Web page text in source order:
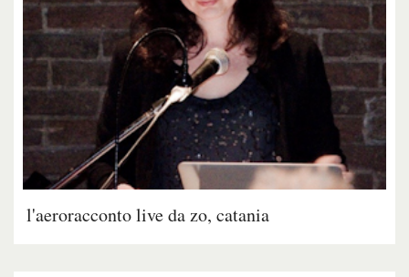
l'aeroracconto live da zo, catania